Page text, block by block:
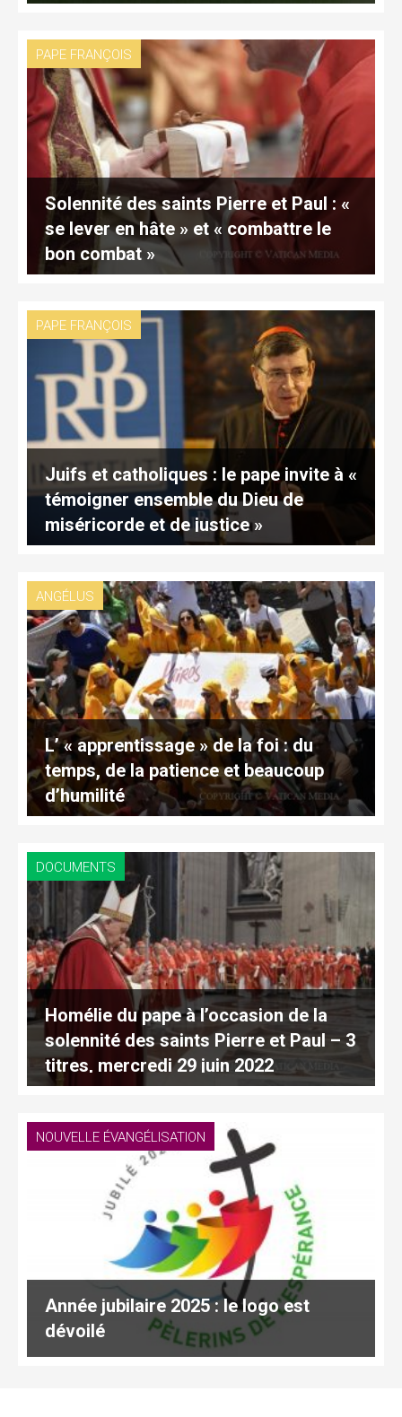
PAPE FRANÇOIS
Solennité des saints Pierre et Paul : «
se lever en hâte » et « combattre le
bon combat »
PAPE FRANÇOIS
Juifs et catholiques : le pape invite à «
témoigner ensemble du Dieu de
miséricorde et de justice »
ANGÉLUS
L’ « apprentissage » de la foi : du
temps, de la patience et beaucoup
d’humilité
DOCUMENTS
Homélie du pape à l’occasion de la
solennité des saints Pierre et Paul – 3
titres, mercredi 29 juin 2022
NOUVELLE ÉVANGÉLISATION
Année jubilaire 2025 : le logo est
dévoilé